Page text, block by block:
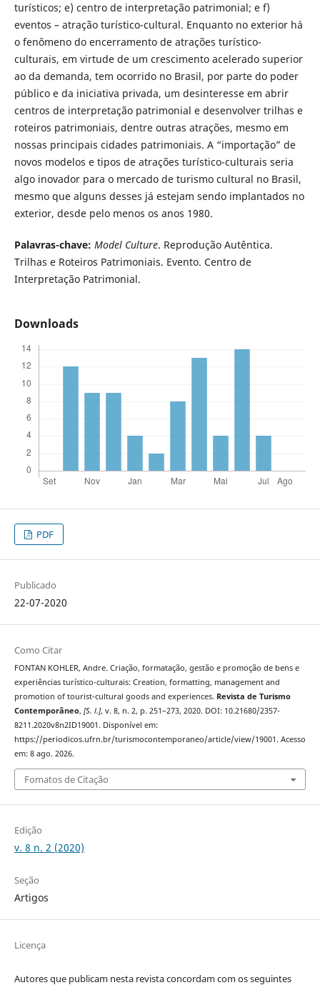
turísticos; e) centro de interpretação patrimonial; e f)
eventos – atração turístico-cultural. Enquanto no exterior há
o fenômeno do encerramento de atrações turístico-
culturais, em virtude de um crescimento acelerado superior
ao da demanda, tem ocorrido no Brasil, por parte do poder
público e da iniciativa privada, um desinteresse em abrir
centros de interpretação patrimonial e desenvolver trilhas e
roteiros patrimoniais, dentre outras atrações, mesmo em
nossas principais cidades patrimoniais. A “importação” de
novos modelos e tipos de atrações turístico-culturais seria
algo inovador para o mercado de turismo cultural no Brasil,
mesmo que alguns desses já estejam sendo implantados no
exterior, desde pelo menos os anos 1980.
Palavras-chave: Model Culture. Reprodução Autêntica.
Trilhas e Roteiros Patrimoniais. Evento. Centro de
Interpretação Patrimonial.
Downloads
PDF
Publicado
22-07-2020
Como Citar
FONTAN KOHLER, Andre. Criação, formatação, gestão e promoção de bens e
experiências turístico-culturais: Creation, formatting, management and
promotion of tourist-cultural goods and experiences. Revista de Turismo
Contemporâneo, [S. l.], v. 8, n. 2, p. 251–273, 2020. DOI: 10.21680/2357-
8211.2020v8n2ID19001. Disponível em:
https://periodicos.ufrn.br/turismocontemporaneo/article/view/19001. Acesso
em: 8 ago. 2026.
Fomatos de Citação
Edição
v. 8 n. 2 (2020)
Seção
Artigos
Licença
Autores que publicam nesta revista concordam com os seguintes